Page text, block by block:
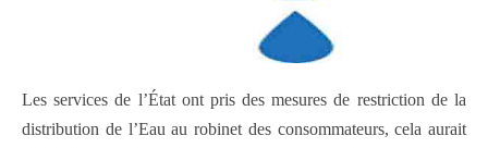
Les services de l’État ont pris des mesures de restriction de la
distribution de l’Eau au robinet des consommateurs, cela aurait